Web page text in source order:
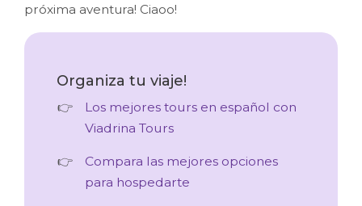
próxima aventura! Ciaoo!
Organiza tu viaje!
Los mejores tours en español con
Viadrina Tours
Compara las mejores opciones
para hospedarte